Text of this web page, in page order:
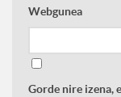
Webgunea
Gorde nire izena,